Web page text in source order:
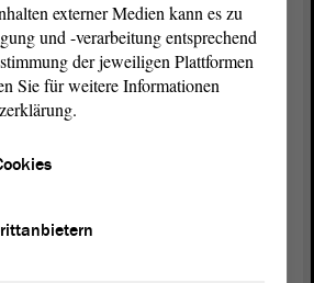
mich auf die Beratungen in den
denke, wir werden dieses
damit die
darauf hingewiesen zeitnah
angehören werden und wir
externer Medien kann es zu
und -verarbeitung entsprechend
der jeweiligen Plattformen
Sie für weitere Informationen